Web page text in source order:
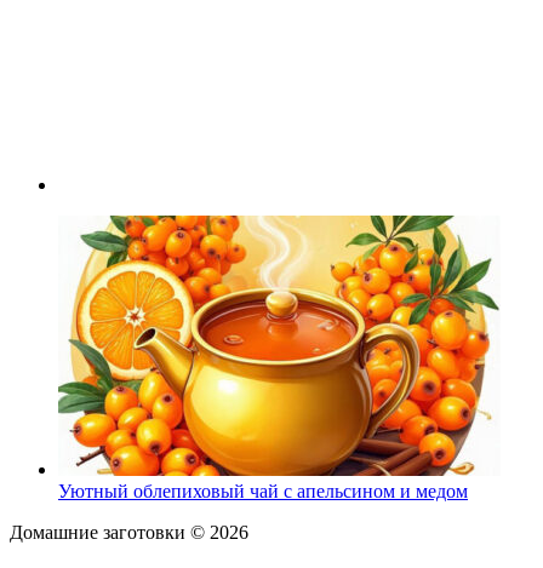
Уютный облепиховый чай с апельсином и медом
Домашние заготовки © 2026